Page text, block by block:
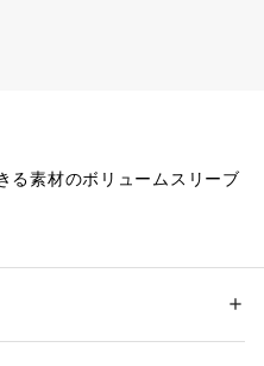
る素材のボリュームスリーブ
いのがポイントです。